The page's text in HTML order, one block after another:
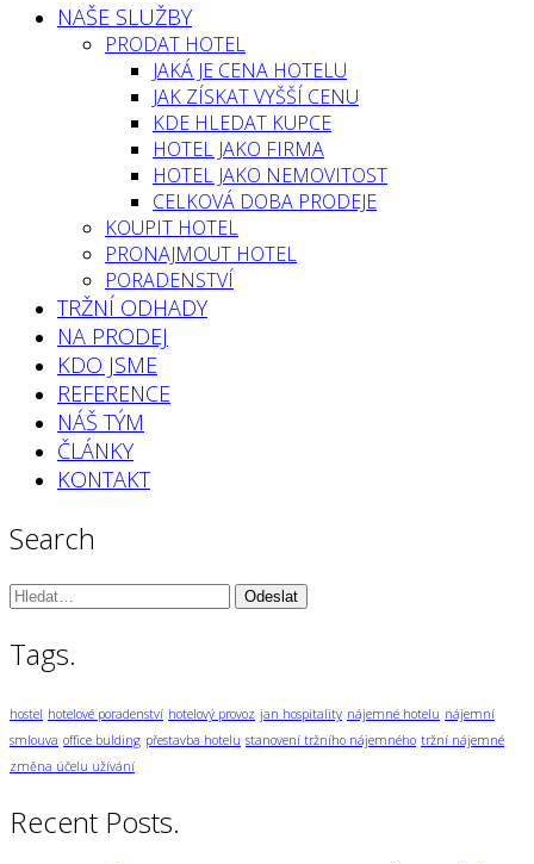
NAŠE SLUŽBY
PRODAT HOTEL
JAKÁ JE CENA HOTELU
JAK ZÍSKAT VYŠŠÍ CENU
KDE HLEDAT KUPCE
HOTEL JAKO FIRMA
HOTEL JAKO NEMOVITOST
CELKOVÁ DOBA PRODEJE
KOUPIT HOTEL
PRONAJMOUT HOTEL
PORADENSTVÍ
TRŽNÍ ODHADY
NA PRODEJ
KDO JSME
REFERENCE
NÁŠ TÝM
ČLÁNKY
KONTAKT
Search
Vyhledávání:
Tags.
hostel hotelové poradenství hotelový provoz jan hospitality nájemné hotelu nájemní
smlouva office bulding přestavba hotelu stanovení tržního nájemného tržní nájemné
změna účelu užívání
Recent Posts.